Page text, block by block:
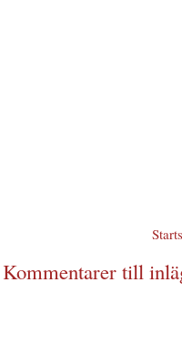
Kommentarer till